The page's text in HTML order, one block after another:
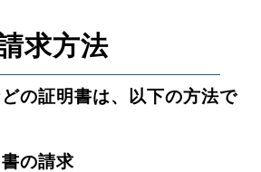
求方法
の証明書は、以下の方法で
の請求